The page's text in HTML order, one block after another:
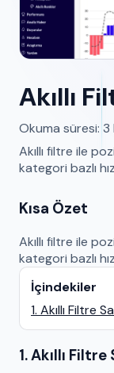
Akıllı
Okuma süresi: 3
Akıllı filtre ile
kategori bazlı
Kısa Özet
Akıllı filtre ile
kategori bazlı
İçindekiler
1. Akıllı Filtre
1. Akıllı